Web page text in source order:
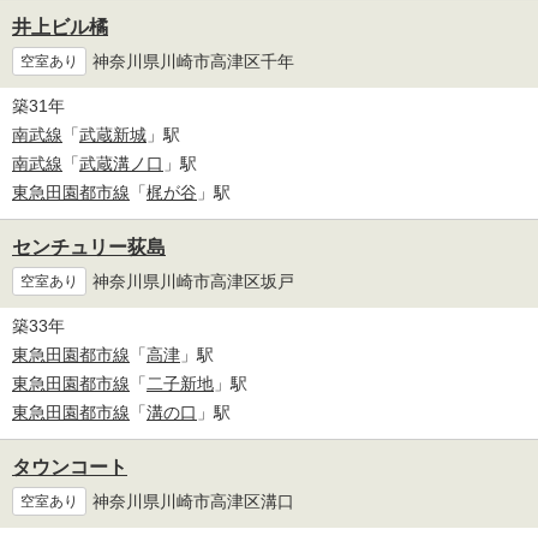
井上ビル橘
空室あり 神奈川県川崎市高津区千年
築31年
南武線 「武蔵新城 」駅
南武線 「武蔵溝ノ口 」駅
東急田園都市線 「梶が谷 」駅
センチュリー荻島
空室あり 神奈川県川崎市高津区坂戸
築33年
東急田園都市線 「高津 」駅
東急田園都市線 「二子新地 」駅
東急田園都市線 「溝の口 」駅
タウンコート
空室あり 神奈川県川崎市高津区溝口